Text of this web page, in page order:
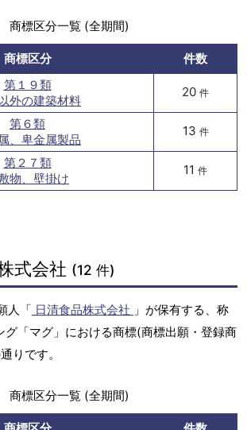
商標区分一覧 (全期間)
商標区分
件数
第１９類
外の建築材料
20 件
第６類
、卑金属製品
13 件
第２７類
物、壁掛け
11 件
式会社 (12 件)
人「 日清食品株式会社 」が保有する、称
「マグ」における商標(商標出願・登録商
りです。
商標区分一覧 (全期間)